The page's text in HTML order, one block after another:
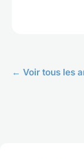
← Voir tous les